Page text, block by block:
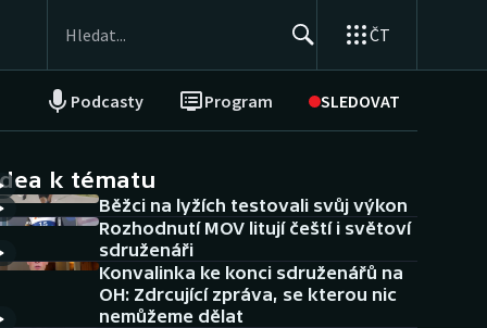
ČT
Podcasty Program SLEDOVAT
NEPŘEHLÉDNĚTE
Historické návraty
Aplikace ČT sport
AZ kvíz
k tématu
Běžci na lyžích testovali svůj výkon
Rozhodnutí MOV litují čeští i světoví
sdruženáři
Konvalinka ke konci sdruženářů na
OH: Zdrcující zpráva, se kterou nic
nemůžeme dělat